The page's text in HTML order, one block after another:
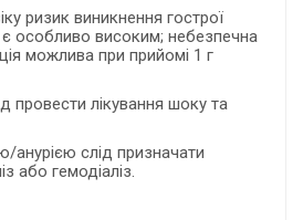
ризик виникнення гострої
є особливо високим; небезпечна
можлива при прийомі 1 г
провести лікування шоку та
анурією слід призначати
або гемодіаліз.